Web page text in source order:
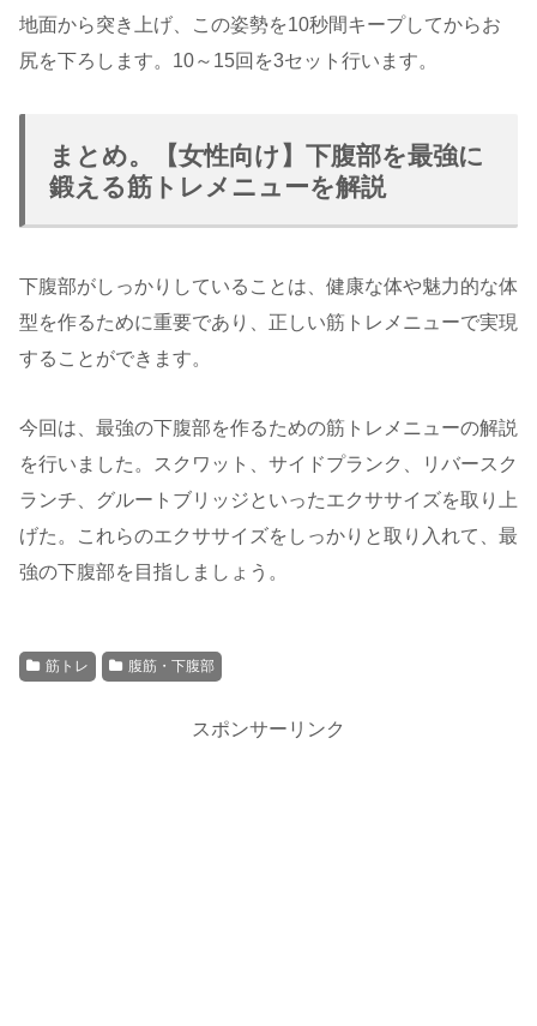
地面から突き上げ、この姿勢を10秒間キープしてからお
尻を下ろします。10～15回を3セット行います。
まとめ。【女性向け】下腹部を最強に
鍛える筋トレメニューを解説
下腹部がしっかりしていることは、健康な体や魅力的な体
型を作るために重要であり、正しい筋トレメニューで実現
することができます。
今回は、最強の下腹部を作るための筋トレメニューの解説
を行いました。スクワット、サイドプランク、リバースク
ランチ、グルートブリッジといったエクササイズを取り上
げた。これらのエクササイズをしっかりと取り入れて、最
強の下腹部を目指しましょう。
筋トレ 腹筋・下腹部
スポンサーリンク